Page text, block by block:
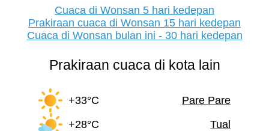
Cuaca di Wonsan 5 hari kedepan
Prakiraan cuaca di Wonsan 15 hari kedepan
Cuaca di Wonsan bulan ini - 30 hari kedepan
Prakiraan cuaca di kota lain
+33°C
Pare Pare
+28°C
Tual